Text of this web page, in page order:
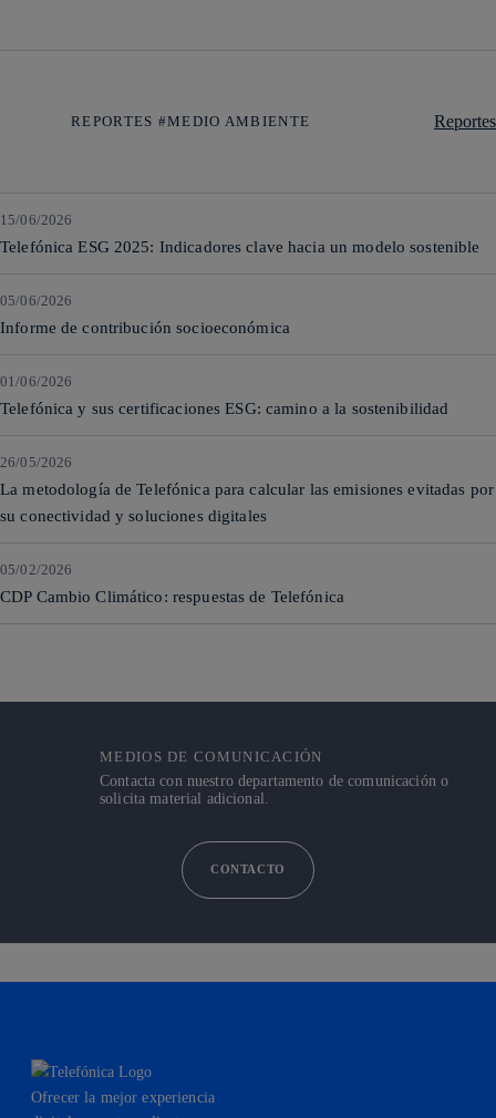
REPORTES #MEDIO AMBIENTE Reportes
15/06/2026
Telefónica ESG 2025: Indicadores clave hacia un modelo sostenible
05/06/2026
Informe de contribución socioeconómica
01/06/2026
Telefónica y sus certificaciones ESG: camino a la sostenibilidad
26/05/2026
La metodología de Telefónica para calcular las emisiones evitadas por
su conectividad y soluciones digitales
05/02/2026
CDP Cambio Climático: respuestas de Telefónica
MEDIOS DE COMUNICACIÓN
Contacta con nuestro departamento de comunicación o
solicita material adicional.
CONTACTO
Ofrecer la mejor experiencia